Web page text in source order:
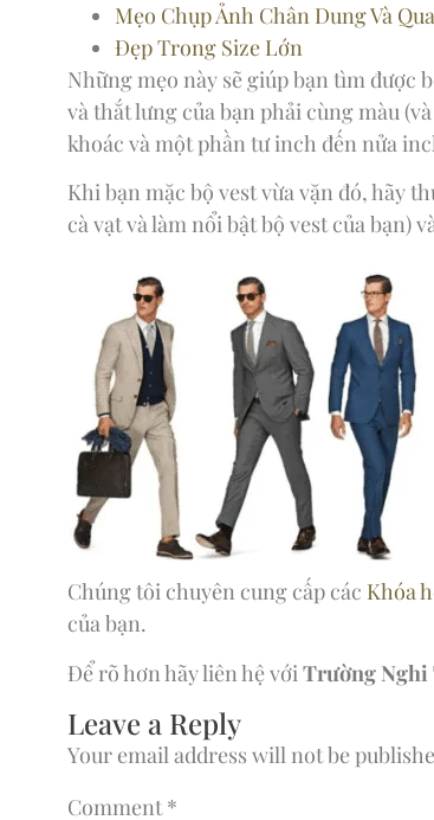
Mẹo Chụp Ảnh Chân Dung Và
Đẹp Trong Size Lớn
Những mẹo này sẽ giúp bạn tìm được
và thắt lưng của bạn phải cùng màu
khoác và một phần tư inch đến nửa
Khi bạn mặc bộ vest vừa vặn đó, hãy
cà vạt và làm nổi bật bộ vest của bạn)
Chúng tôi chuyên cung cấp các Khóa
của bạn.
Để rõ hơn hãy liên hệ với Trường Nghi
Leave a Reply
Your email address will not be
Comment*